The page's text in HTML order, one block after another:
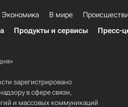
Экономика В мире
Продукты и сервисы Пресс-
зарегистрировано
в сфере связи,
и массовых коммуникаций